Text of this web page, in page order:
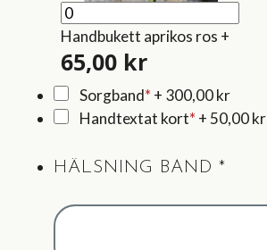
Handbukett aprikos ros +
65,00 kr
Sorgband* + 300,00 kr
Handtextat kort* +50,00 kr
HÄLSNING BAND *